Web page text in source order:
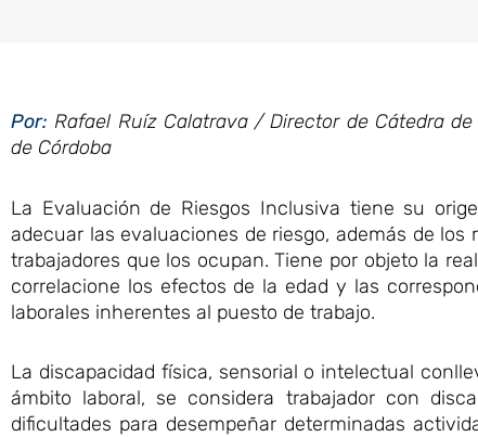
Por: Rafael Ruíz Calatrava / Director de Cátedra
de Córdoba
La Evaluación de Riesgos Inclusiva tiene su
adecuar las evaluaciones de riesgo, además de
trabajadores que los ocupan. Tiene por objeto la
correlacione los efectos de la edad y las
laborales inherentes al puesto de trabajo.
La discapacidad física, sensorial o intelectual
ámbito laboral, se considera trabajador con
dificultades para desempeñar determinadas